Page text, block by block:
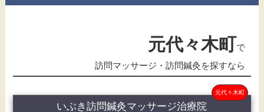
元代々木町で
訪問マッサージ・訪問鍼灸を探すなら
元代々木町
いぶき訪問鍼灸マッサージ治療院